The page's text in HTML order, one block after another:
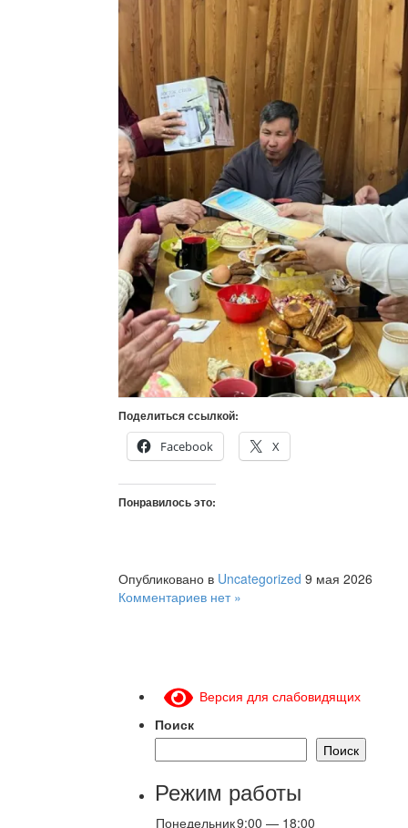
Поделиться ссылкой:
Facebook
X
Понравилось это:
Опубликовано в Uncategorized 9 мая 2026
Комментариев нет »
Версия для слабовидящих
Поиск
Поиск
Режим работы
Понедельник9:00 — 18:00